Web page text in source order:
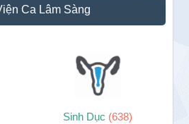
Ca Lâm Sàng
Sinh Dục (638)